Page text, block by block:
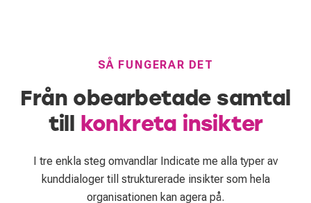
SÅ FUNGERAR DET
Från obearbetade samtal
till konkreta insikter
I tre enkla steg omvandlar Indicate me alla typer av
kunddialoger till strukturerade insikter som hela
organisationen kan agera på.